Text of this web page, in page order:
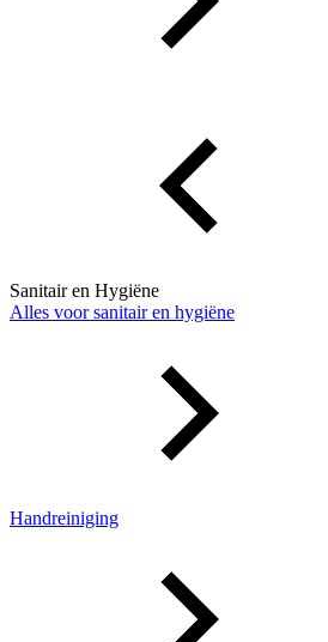
Sanitair en Hygiëne
Alles voor sanitair en hygiëne
Handreiniging